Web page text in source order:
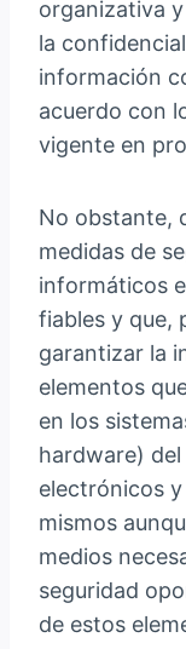
organizativa
la
información
acuerdo con
vigente en
No obstante,
medidas de
informáticos
fiables y que,
garantizar la
elementos
en los
hardware)
electrónicos
mismos
medios
seguridad
de estos